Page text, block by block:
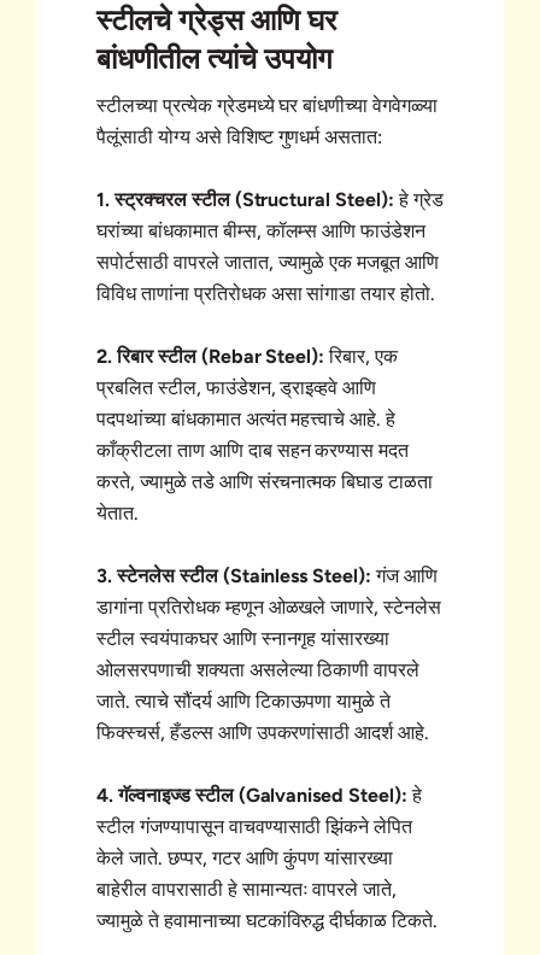
स्टीलचे ग्रेड्स आणि घर
बांधणीतील त्यांचे उपयोग
स्टीलच्या प्रत्येक ग्रेडमध्ये घर बांधणीच्या वेगवेगळ्या
पैलूंसाठी योग्य असे विशिष्ट गुणधर्म असतात:
1. स्ट्रक्चरल स्टील (Structural Steel): हे ग्रेड
घरांच्या बांधकामात बीम्स, कॉलम्स आणि फाउंडेशन
सपोर्टसाठी वापरले जातात, ज्यामुळे एक मजबूत आणि
विविध ताणांना प्रतिरोधक असा सांगाडा तयार होतो.
2. रिबार स्टील (Rebar Steel): रिबार, एक
प्रबलित स्टील, फाउंडेशन, ड्राइव्हवे आणि
पदपथांच्या बांधकामात अत्यंत महत्त्वाचे आहे. हे
काँक्रीटला ताण आणि दाब सहन करण्यास मदत
करते, ज्यामुळे तडे आणि संरचनात्मक बिघाड टाळता
येतात.
3. स्टेनलेस स्टील (Stainless Steel): गंज आणि
डागांना प्रतिरोधक म्हणून ओळखले जाणारे, स्टेनलेस
स्टील स्वयंपाकघर आणि स्नानगृह यांसारख्या
ओलसरपणाची शक्यता असलेल्या ठिकाणी वापरले
जाते. त्याचे सौंदर्य आणि टिकाऊपणा यामुळे ते
फिक्स्चर्स, हँडल्स आणि उपकरणांसाठी आदर्श आहे.
4. गॅल्वनाइज्ड स्टील (Galvanised Steel): हे
स्टील गंजण्यापासून वाचवण्यासाठी झिंकने लेपित
केले जाते. छप्पर, गटर आणि कुंपण यांसारख्या
बाहेरील वापरासाठी हे सामान्यतः वापरले जाते,
ज्यामुळे ते हवामानाच्या घटकांविरुद्ध दीर्घकाळ टिकते.